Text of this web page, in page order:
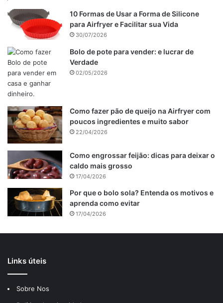
10 Formas de Usar a Forma de Silicone
para Airfryer e Facilitar sua Vida
30/07/2026
Bolo de pote para vender: e lucrar de
Verdade
02/05/2026
Como fazer pão de queijo na Airfryer com
poucos ingredientes e muito sabor
22/04/2026
Como engrossar feijão: dicas para deixar o
caldo mais grosso
17/04/2026
Por que o bolo sola? Entenda os motivos e
aprenda como evitar
17/04/2026
Links úteis
Sobre Nos